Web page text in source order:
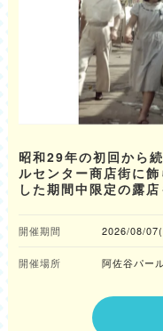
昭和29年の初回から
ルセンター商店街に
した期間中限定の露店
開催期間 2026/08/
開催場所 阿佐谷パー